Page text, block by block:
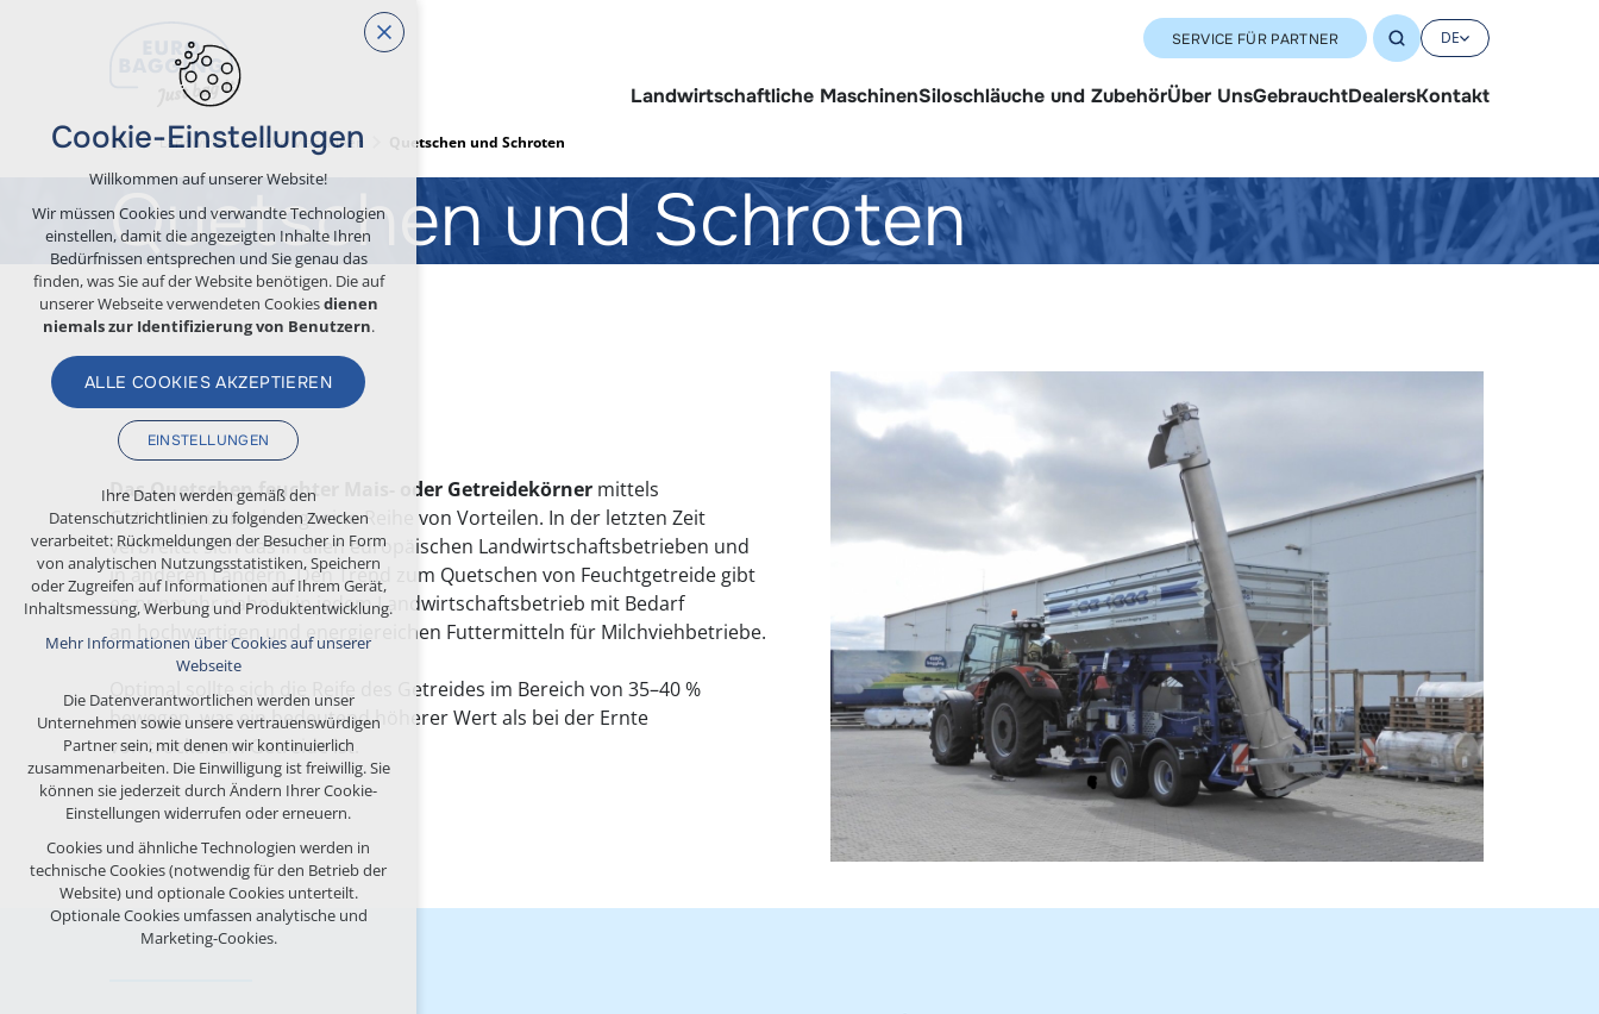
SERVICE FÜR PARTNER DE
Landwirtschaftliche MaschinenSiloschläuche und ZubehörÜber UnsGebrauchtDealersKontakt
Landwirtschaftliche Maschinen Quetschen und Schroten
Quetschen und Schroten
Das Quetschen feuchter Mais- oder Getreidekörner mittels
Getreidemühlen bringt eine Reihe von Vorteilen. In der letzten Zeit
verbreitet sich das in allen europäischen Landwirtschaftsbetrieben und
in anderen Ländern. Den Trend zum Quetschen von Feuchtgetreide gibt
es nunmehr nahezu in jedem Landwirtschaftsbetrieb mit Bedarf
an hochwertigen und energiereichen Futtermitteln für Milchviehbetriebe.
Optimal sollte sich die Reife des Getreides im Bereich von 35–40 %
bewegen, was ein bedeutend höherer Wert als bei der Ernte
von trockenem Getreide ist.
Cookie-Einstellungen
Willkommen auf unserer Website!
Wir müssen Cookies und verwandte Technologien
einstellen, damit die angezeigten Inhalte Ihren
Bedürfnissen entsprechen und Sie genau das
finden, was Sie auf der Website benötigen. Die auf
unserer Webseite verwendeten Cookiesdienen
niemals zur Identifizierung von Benutzern.
ALLE COOKIES AKZEPTIEREN
EINSTELLUNGEN
Technische Cookies
erforderlich für den Betrieb der Website
Aufrechterhaltung des Kontextes der Seite
(Session): etwaige Anmeldungen, Sprachwahl
usw.
Optionale Cookies
analytisch für anonymisierte Verkehrsanalyse
Marketing-Cookies (Google, Seznam,
Facebook)
Mehr Informationen über Cookies auf unserer
Webseite
ALLE COOKIES AKZEPTIEREN
OPTIONALE ABLEHNEN
Ihre Daten werden gemäß den
Datenschutzrichtlinien zu folgenden Zwecken
verarbeitet: Rückmeldungen der Besucher in Form
von analytischen Nutzungsstatistiken, Speichern
oder Zugreifen auf Informationen auf Ihrem Gerät,
Inhaltsmessung, Werbung und Produktentwicklung.
Mehr Informationen über Cookies auf unserer
Webseite
Die Datenverantwortlichen werden unser
Unternehmen sowie unsere vertrauenswürdigen
Partner sein, mit denen wir kontinuierlich
zusammenarbeiten. Die Einwilligung ist freiwillig. Sie
können sie jederzeit durch Ändern Ihrer Cookie-
Einstellungen widerrufen oder erneuern.
Cookies und ähnliche Technologien werden in
technische Cookies (notwendig für den Betrieb der
Website) und optionale Cookies unterteilt.
Optionale Cookies umfassen analytische und
Marketing-Cookies.